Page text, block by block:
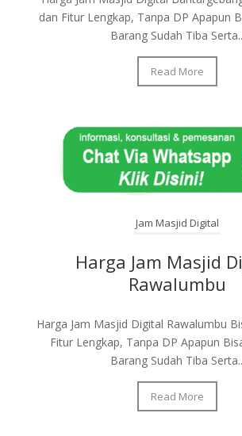
dan Fitur Lengkap, Tanpa DP Apapun
Barang Sudah Tiba
Read More
Jam Masjid Digital
Harga Jam Masjid
Rawalumbu
Harga Jam Masjid Digital Rawalumbu
Fitur Lengkap, Tanpa DP Apapun
Barang Sudah Tiba
Read More